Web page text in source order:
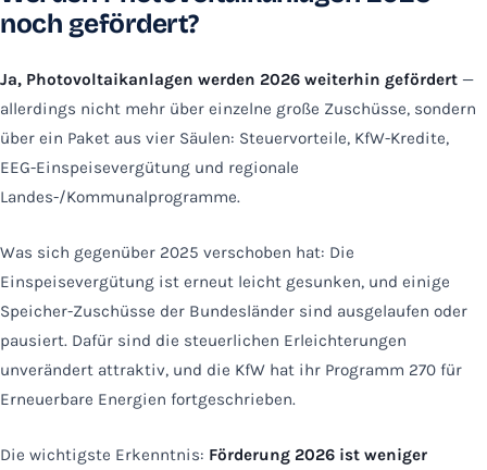
noch gefördert?
Ja, Photovoltaikanlagen werden 2026 weiterhin gefördert —
allerdings nicht mehr über einzelne große Zuschüsse, sondern
über ein Paket aus vier Säulen: Steuervorteile, KfW-Kredite,
EEG-Einspeisevergütung und regionale
Landes-/Kommunalprogramme.
Was sich gegenüber 2025 verschoben hat: Die
Einspeisevergütung ist erneut leicht gesunken, und einige
Speicher-Zuschüsse der Bundesländer sind ausgelaufen oder
pausiert. Dafür sind die steuerlichen Erleichterungen
unverändert attraktiv, und die KfW hat ihr Programm 270 für
Erneuerbare Energien fortgeschrieben.
Die wichtigste Erkenntnis: Förderung 2026 ist weniger